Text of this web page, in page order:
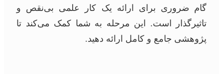
گام ضروری برای ارائه یک کار علمی بی‌نقص و
تاثیرگذار است. این مرحله به شما کمک می‌کند تا
پژوهشی جامع و کامل ارائه دهید.